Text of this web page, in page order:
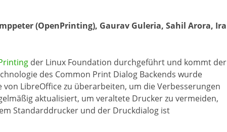
(OpenPrinting), Gaurav Guleria, Sahil Arora, Ira
der Linux Foundation durchgeführt und kommt der
des Common Print Dialog Backends wurde
LibreOffice zu überarbeiten, um die Verbesserungen
aktualisiert, um veraltete Drucker zu vermeiden,
Standarddrucker und der Druckdialog ist